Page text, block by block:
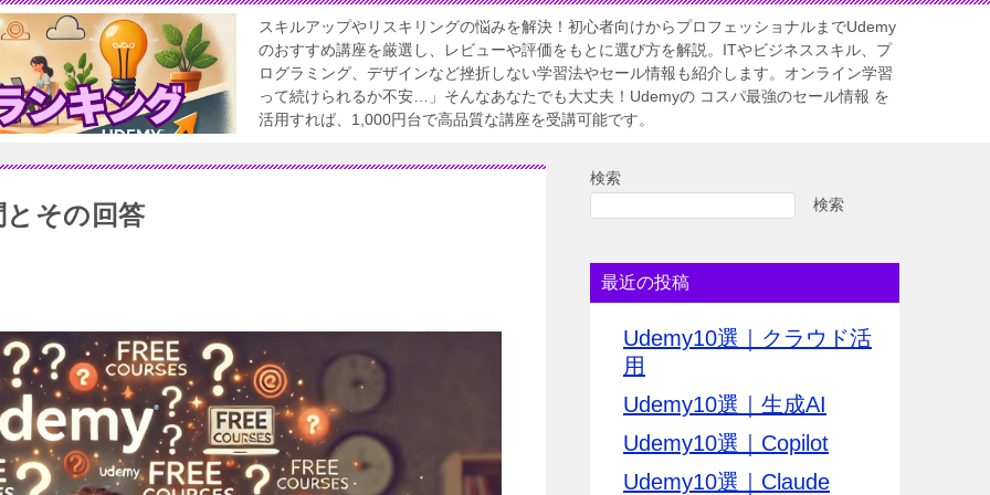
スキルアップやリスキリングの悩みを解決！初心者向けからプロフェッショナルまでUdemy
のおすすめ講座を厳選し、レビューや評価をもとに選び方を解説。ITやビジネススキル、プ
ログラミング、デザインなど挫折しない学習法やセール情報も紹介します。オンライン学習
って続けられるか不安…」そんなあなたでも大丈夫！Udemyの コスパ最強のセール情報 を
活用すれば、1,000円台で高品質な講座を受講可能です。
その回答
検索
検索
最近の投稿
Udemy10選｜クラウド活
用
Udemy10選｜生成AI
Udemy10選｜Copilot
Udemy10選｜Claude